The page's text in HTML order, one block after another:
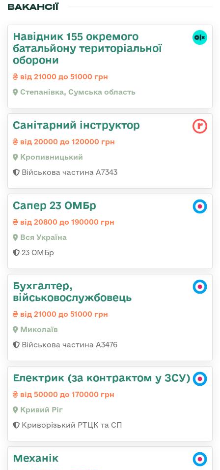
ВАКАНСІЇ
Навідник 155 окремого
батальйону територіальної
оборони
від 21000 до 51000 грн
Степанівка, Сумська область
Санітарний інструктор
від 20000 до 120000 грн
Кропивницький
Військова частина А7343
Сапер 23 ОМБр
від 20800 до 190000 грн
Вся Україна
23 ОМБр
Бухгалтер,
військовослужбовець
від 21000 до 51000 грн
Миколаїв
Військова частина А3476
Електрик (за контрактом у ЗСУ)
від 50000 до 170000 грн
Кривий Ріг
Криворізький РТЦК та СП
Механік